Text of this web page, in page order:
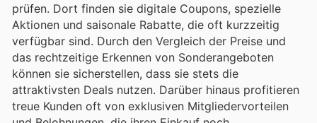
prüfen. Dort finden sie digitale Coupons, spezielle
Aktionen und saisonale Rabatte, die oft kurzzeitig
verfügbar sind. Durch den Vergleich der Preise und
das rechtzeitige Erkennen von Sonderangeboten
können sie sicherstellen, dass sie stets die
attraktivsten Deals nutzen. Darüber hinaus profitieren
treue Kunden oft von exklusiven Mitgliedervorteilen